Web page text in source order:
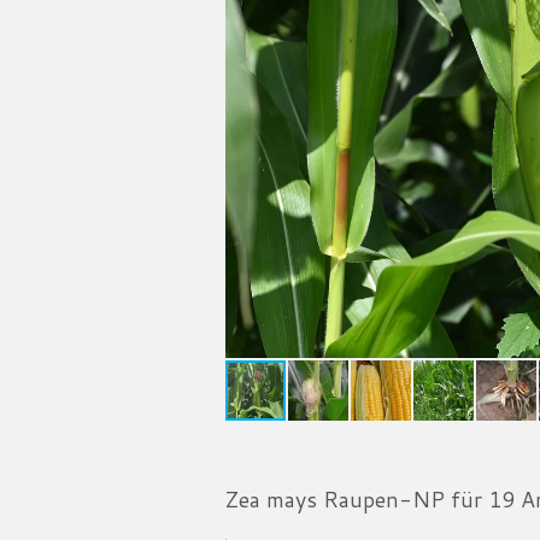
Zea mays Raupen-NP für 19